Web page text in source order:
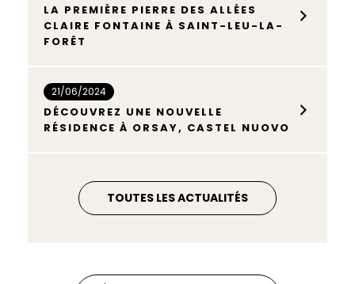
LA PREMIÈRE PIERRE DES ALLÉES
CLAIRE FONTAINE À SAINT-LEU-LA-
FORÊT
21/06/2024
DÉCOUVREZ UNE NOUVELLE
RÉSIDENCE À ORSAY, CASTEL NUOVO
TOUTES LES ACTUALITÉS